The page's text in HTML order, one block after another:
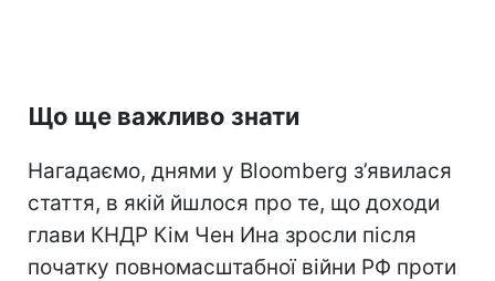
Що ще важливо знати
Нагадаємо, днями у Bloomberg з’явилася
стаття, в якій йшлося про те, що доходи
глави КНДР Кім Чен Ина зросли після
початку повномасштабної війни РФ проти